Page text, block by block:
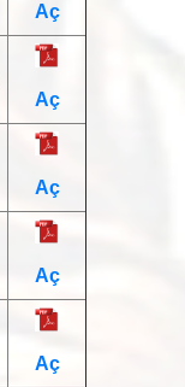
Aç
Aç
Aç
Aç
Aç